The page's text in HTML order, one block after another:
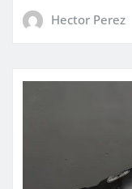
Hector Perez